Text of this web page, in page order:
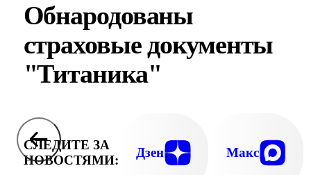
Обнародованы
страховые документы
"Титаника"
СЛЕДИТЕ ЗА
НОВОСТЯМИ:
Дзен Макс